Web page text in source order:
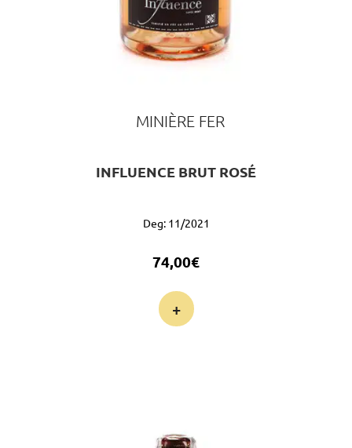
MINIÈRE FER
INFLUENCE BRUT ROSÉ
Deg: 11/2021
74,00€
+